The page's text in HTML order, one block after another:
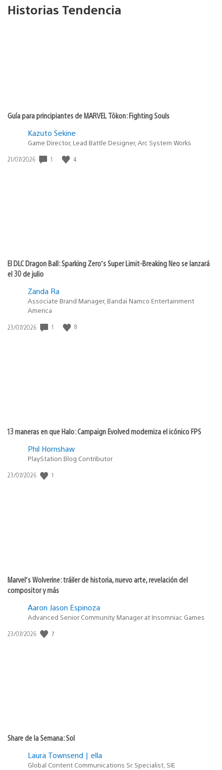
Historias Tendencia
Guía para principiantes de MARVEL Tōkon: Fighting Souls
Kazuto Sekine
Game Director, Lead Battle Designer, Arc System Works
Fecha
21/07/2026 1 4
El DLC Dragon Ball: Sparking Zero’s Super Limit-Breaking Neo se lanzará
el 30 de julio
Zanda Ra
Associate Brand Manager, Bandai Namco Entertainment
America
Fecha
23/07/2026 1 8
13 maneras en que Halo: Campaign Evolved moderniza el icónico FPS
Phil Hornshaw
PlayStation Blog Contributor
Fecha
23/07/2026 1
Marvel’s Wolverine: tráiler de historia, nuevo arte, revelación del
compositor y más
Aaron Jason Espinoza
Advanced Senior Community Manager at Insomniac Games
Fecha
23/07/2026 7
Share de la Semana: Sol
Laura Townsend | ella
Global Content Communications Sr. Specialist, SIE